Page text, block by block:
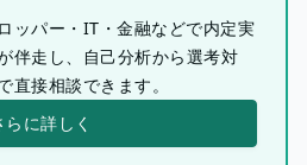
ッパー・IT・金融などで内定実
伴走し、自己分析から選考対
直接相談できます。
らに詳しく